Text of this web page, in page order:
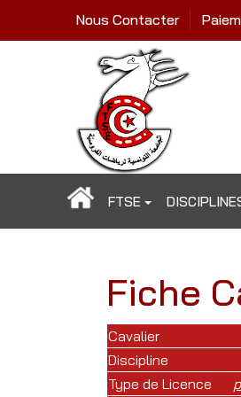
Nous Contacter
FTSE
Fiche
Cavalier
Discipline
Type de Licence